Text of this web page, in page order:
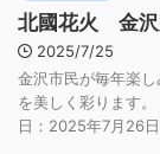
北國花火 金
2025/7/25
金沢市民が毎年楽
を美しく彩ります
日：2025年7月26